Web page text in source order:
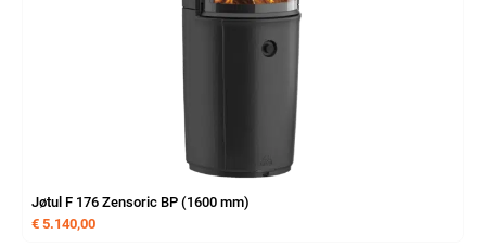
Jøtul F 176 Zensoric BP (1600 mm)
€ 5.140,00